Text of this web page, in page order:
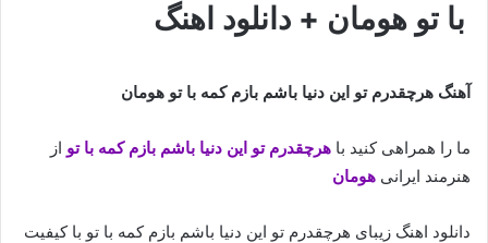
با تو هومان + دانلود اهنگ
آهنگ هرچقدرم تو این دنیا باشم بازم کمه با تو هومان
ما را همراهی کنید با هرچقدرم تو این دنیا باشم بازم کمه با تو از
هنرمند ایرانی هومان
دانلود اهنگ زیبای هرچقدرم تو این دنیا باشم بازم کمه با تو با کیفیت